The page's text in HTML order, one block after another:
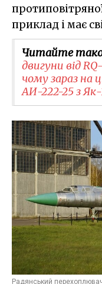
приклад і має
Читайте
двигуни від
чому зараз на
АИ-222-25 з Як-
Радянський